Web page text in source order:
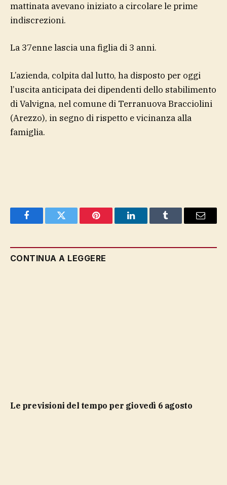
mattinata avevano iniziato a circolare le prime
indiscrezioni.
La 37enne lascia una figlia di 3 anni.
L’azienda, colpita dal lutto, ha disposto per oggi
l’uscita anticipata dei dipendenti dello stabilimento
di Valvigna, nel comune di Terranuova Bracciolini
(Arezzo), in segno di rispetto e vicinanza alla
famiglia.
FacebookTwitter Pinterest LinkedInTumblr Email
CONTINUA A LEGGERE
Le previsioni del tempo per giovedì 6 agosto